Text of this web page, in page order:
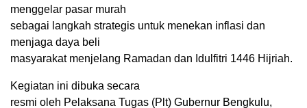
menggelar pasar murah
sebagai langkah strategis untuk menekan inflasi dan
menjaga daya beli
masyarakat menjelang Ramadan dan Idulfitri 1446 Hijriah.
Kegiatan ini dibuka secara
resmi oleh Pelaksana Tugas (Plt) Gubernur Bengkulu,